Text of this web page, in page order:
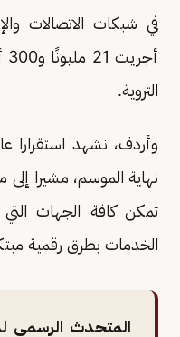
في شبكات الاتصالات
التروية.
وأردف، نشهد استقرارا
نهاية الموسم، مشيرا إلى
تمكن كافة الجهات
الخدمات بطرق رقمية
المتحدث الرسمي